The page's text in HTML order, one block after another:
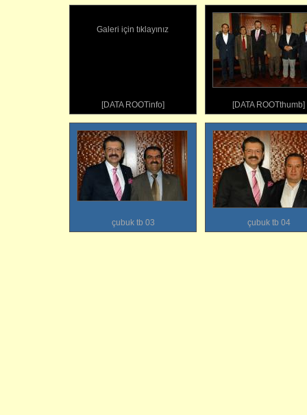
Galeri için tıklayınız
[DATA ROOTinfo] [DATA ROOTthumb]
çubuk tb 03 çubuk tb 04